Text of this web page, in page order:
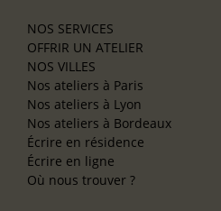
NOS SERVICES
OFFRIR UN ATELIER
NOS VILLES
Nos ateliers à Paris
Nos ateliers à Lyon
Nos ateliers à Bordeaux
Écrire en résidence
Écrire en ligne
Où nous trouver ?